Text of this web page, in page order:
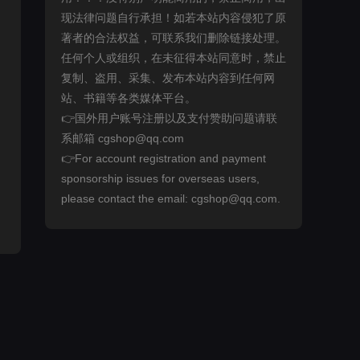
现法律问题自行承担！如若本站内容侵犯了原
著者的合法权益，可联系我们删除链接处理。
任何个人或组织，在未征得本站同意时，禁止
复制、盗用、采集、发布本站内容到任何网
站、书籍等各类媒体平台。
👉国外用户账号注册以及支付赞助问题请联
系邮箱 cgshop@qq.com
👉For account registration and payment
sponsorship issues for overseas users,
please contact the email: cgshop@qq.com.